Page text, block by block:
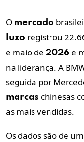
O mercado
luxo registrou
e maio de 2026 e
na liderança. A
seguida por
marcas chinesas
as mais vendidas.
Os dados são de um